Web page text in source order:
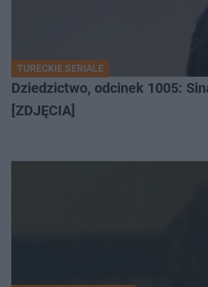
TURECKIE SERIALE
Dziedzictwo, odcinek 1005:
[ZDJĘCIA]